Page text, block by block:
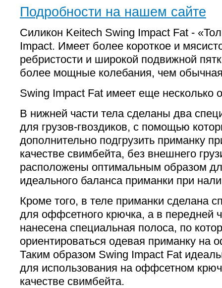
Подробности на нашем сайте
Силикон Keitech Swing Impact Fat -
Impact. Имеет более короткое и
ребристости и широкой подвижной
более мощные колебания, чем
Swing Impact Fat имеет еще несколько
В нижней части тела сделаны два
для грузов-гвоздиков, с помощью
дополнительно подгрузить приманку
качестве свимбейта, без внешнего
расположены оптимальным образом
идеального баланса приманки при
Кроме того, в теле приманки сделана
для оффсетного крючка, а в передней
нанесена специальная полоса, по
ориентироваться одевая приманку на
Таким образом Swing Impact Fat
для использования на оффсетном
качестве свимбейта.